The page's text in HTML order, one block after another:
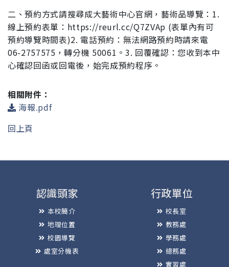
二、預約方式請搜尋成大藝術中心官網，藝術品導覽：1.
線上預約表單：https://reurl.cc/Q7ZVAp (表單內有可
預約導覽時間表)2. 電話預約：無法網路預約時請來電
06-2757575，轉分機 50061。3. 回覆確認：您收到本中
心確認回函或回電後，始完成預約程序。
相關附件：
海報.pdf
回上頁
認識頭家
本校簡介
地理位置
校園導覽
處室分機表
行政單位
校長室
教務處
學務處
總務處
實習處